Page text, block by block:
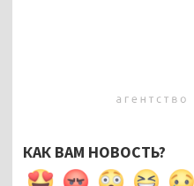
КАК ВАМ НОВОСТЬ?